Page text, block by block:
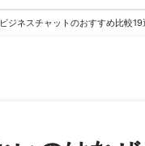
ビジネスチャットのおすすめ比較19